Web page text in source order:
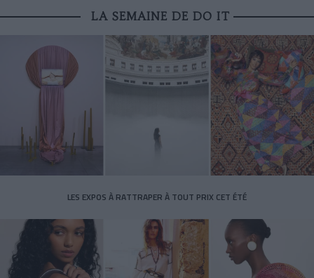
LA SEMAINE DE DO IT
LES EXPOS À RATTRAPER À TOUT PRIX CET ÉTÉ